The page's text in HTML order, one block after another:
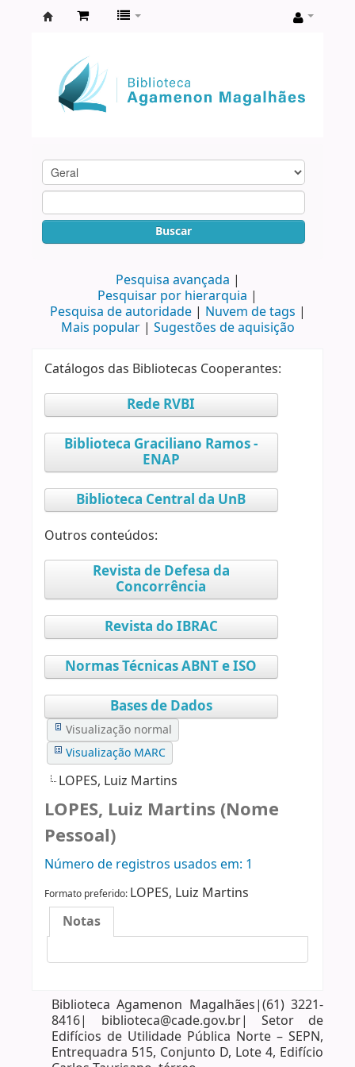
Agamenon
Magalhães
Buscar
Pesquisa avançada
Pesquisar por hierarquia
Pesquisa de autoridade
Nuvem de tags
Mais popular
Sugestões de aquisição
Catálogos das Bibliotecas Cooperantes:
Rede RVBI
Biblioteca Graciliano Ramos -
ENAP
Biblioteca Central da UnB
Outros conteúdos:
Revista de Defesa da
Concorrência
Revista do IBRAC
Normas Técnicas ABNT e ISO
Bases de Dados
Visualização normal
Visualização MARC
LOPES, Luiz Martins
LOPES, Luiz Martins (Nome
Pessoal)
Número de registros usados ​​em: 1
Formato preferido: LOPES, Luiz Martins
Notas
Biblioteca Agamenon Magalhães|(61) 3221-
8416| biblioteca@cade.gov.br| Setor de
Edifícios de Utilidade Pública Norte – SEPN,
Entrequadra 515, Conjunto D, Lote 4, Edifício